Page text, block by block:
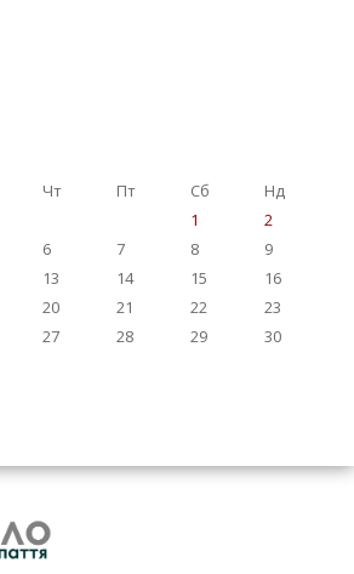
Чт Пт Сб
Нд
1
2
6 7 8
9
13 14 15
16
20 21 22
23
27 28 29
30